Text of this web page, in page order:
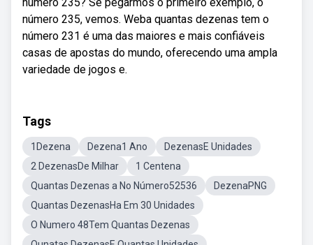
número 235, vemos. Weba quantas dezenas tem o
número 231 é uma das maiores e mais confiáveis
casas de apostas do mundo, oferecendo uma ampla
variedade de jogos e.
Tags
1Dezena Dezena1 Ano
DezenasE Unidades
2 DezenasDe Milhar
1 Centena
Quantas Dezenas a No Número52536
DezenaPNG
Quantas DezenasHa Em 30 Unidades
O Numero 48Tem Quantas Dezenas